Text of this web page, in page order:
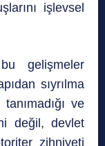
işlevsel
gelişmeler
sıyrılma
ve
değil, devlet
zihniyeti